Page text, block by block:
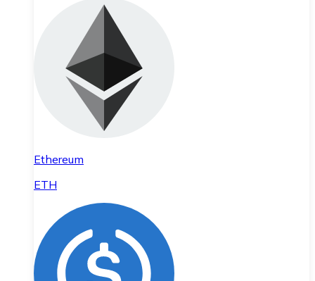
Ethereum
ETH